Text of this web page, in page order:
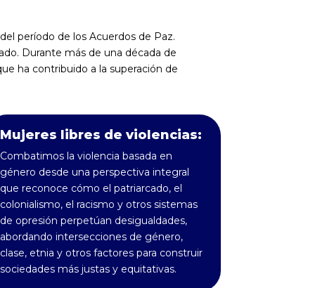
período de los Acuerdos de Paz.
Durante más de una década de
ha contribuido a la superación de
Mujeres libres de violencias:
Combatimos la violencia basada en
género desde una perspectiva integral
que reconoce cómo el patriarcado, el
colonialismo, el racismo y otros sistemas
de opresión perpetúan desigualdades,
abordando intersecciones de género,
clase, etnia y otros factores para construir
sociedades más justas y equitativas.